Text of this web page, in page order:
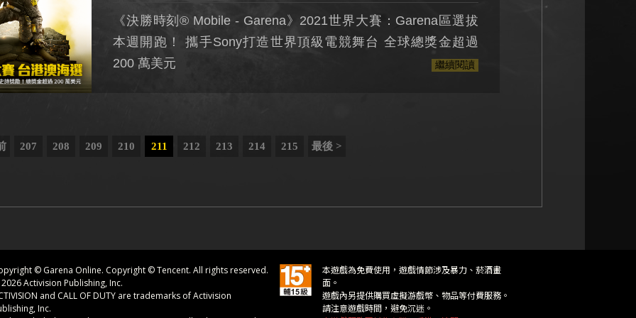
《決勝時刻® Mobile - Garena》2021世界大賽：Garena區選拔
本週開跑！ 攜手Sony打造世界頂級電競舞台 全球總獎金超過
200 萬美元
繼續閱讀
207 208 209 210 211 212 213 214 215 最後 >